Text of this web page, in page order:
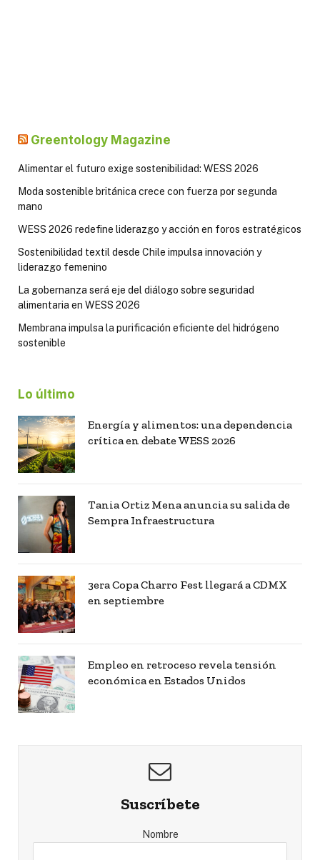
Greentology Magazine
Alimentar el futuro exige sostenibilidad: WESS 2026
Moda sostenible británica crece con fuerza por segunda
mano
WESS 2026 redefine liderazgo y acción en foros estratégicos
Sostenibilidad textil desde Chile impulsa innovación y
liderazgo femenino
La gobernanza será eje del diálogo sobre seguridad
alimentaria en WESS 2026
Membrana impulsa la purificación eficiente del hidrógeno
sostenible
Lo último
Energía y alimentos: una dependencia
crítica en debate WESS 2026
Tania Ortiz Mena anuncia su salida de
Sempra Infraestructura
3era Copa Charro Fest llegará a CDMX
en septiembre
Empleo en retroceso revela tensión
económica en Estados Unidos
Suscríbete
Nombre